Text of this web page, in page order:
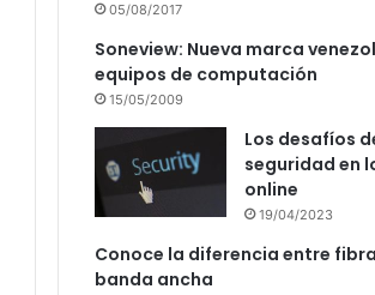
05/08/2017
Soneview: Nueva marca
equipos de computación
15/05/2009
Los desafíos
seguridad en
online
19/04/2023
Conoce la diferencia entre
banda ancha